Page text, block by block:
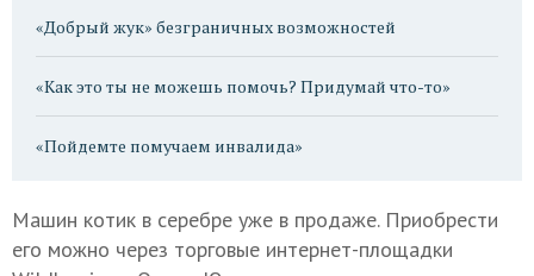
«Добрый жук» безграничных возможностей
«Как это ты не можешь помочь? Придумай что-то»
«Пойдемте помучаем инвалида»
Машин котик в серебре уже в продаже. Приобрести
его можно через торговые интернет-площадки